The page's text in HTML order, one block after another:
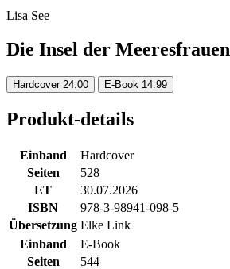
Lisa See
Die Insel der Meeresfrauen
Hardcover 24.00 E-Book 14.99
Produkt-details
Einband
Hardcover
Seiten
528
ET
30.07.2026
ISBN
978-3-98941-098-5
Übersetzung Elke Link
Einband
E-Book
Seiten
544